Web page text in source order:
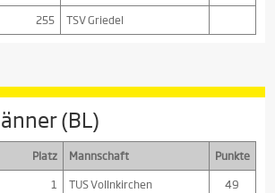
255
TSV Griedel
(BL)
Platz Mannschaft
Punkte
1
TUS Vollnkirchen
49